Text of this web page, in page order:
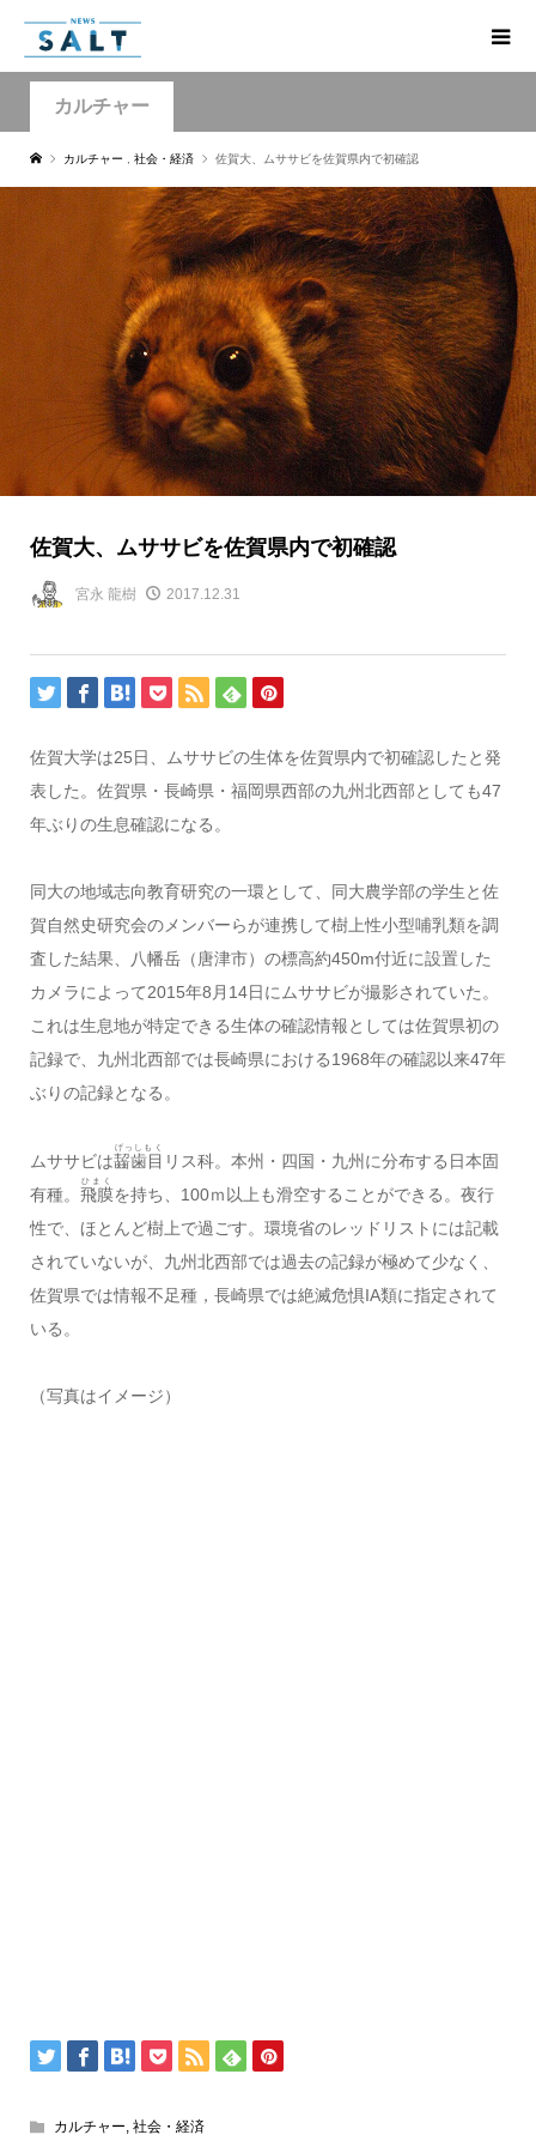
カルチャー
カルチャー 社会・経済 佐賀大、ムササビを佐賀県内で初確認
佐賀大、ムササビを佐賀県内で初確認
宮永 龍樹 2017.12.31
佐賀大学は25日、ムササビの生体を佐賀県内で初確認したと発
表した。佐賀県・長崎県・福岡県西部の九州北西部としても47
年ぶりの生息確認になる。
同大の地域志向教育研究の一環として、同大農学部の学生と佐
賀自然史研究会のメンバーらが連携して樹上性小型哺乳類を調
査した結果、八幡岳（唐津市）の標高約450m付近に設置した
カメラによって2015年8月14日にムササビが撮影されていた。
これは生息地が特定できる生体の確認情報としては佐賀県初の
記録で、九州北西部では長崎県における1968年の確認以来47年
ぶりの記録となる。
ムササビは齧歯目
げっしもく
リス科。本州・四国・九州に分布する日本固
有種。 飛膜
ひまく
を持ち、100ｍ以上も滑空することができる。夜行
性で、ほとんど樹上で過ごす。環境省のレッドリストには記載
されていないが、九州北西部では過去の記録が極めて少なく、
佐賀県では情報不足種，長崎県では絶滅危惧IA類に指定されて
いる。
（写真はイメージ）
カルチャー, 社会・経済